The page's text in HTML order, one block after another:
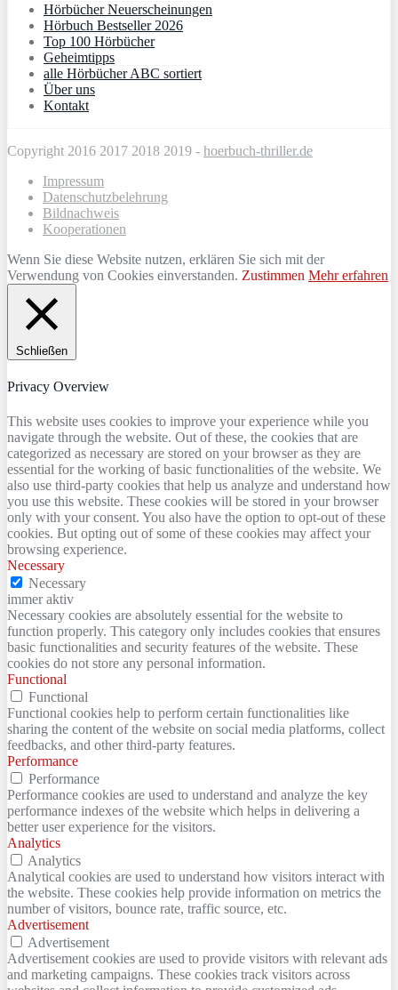
Hörbücher Neuerscheinungen
Hörbuch Bestseller 2026
Top 100 Hörbücher
Geheimtipps
alle Hörbücher ABC sortiert
Über uns
Kontakt
Copyright 2016 2017 2018 2019 - hoerbuch-thriller.de
Impressum
Datenschutzbelehrung
Bildnachweis
Kooperationen
Wenn Sie diese Website nutzen, erklären Sie sich mit der
Verwendung von Cookies einverstanden. Zustimmen Mehr erfahren
Schließen
Privacy Overview
This website uses cookies to improve your experience while you
navigate through the website. Out of these, the cookies that are
categorized as necessary are stored on your browser as they are
essential for the working of basic functionalities of the website. We
also use third-party cookies that help us analyze and understand how
you use this website. These cookies will be stored in your browser
only with your consent. You also have the option to opt-out of these
cookies. But opting out of some of these cookies may affect your
browsing experience.
Necessary
Necessary
immer aktiv
Necessary cookies are absolutely essential for the website to
function properly. This category only includes cookies that ensures
basic functionalities and security features of the website. These
cookies do not store any personal information.
Functional
Functional
Functional cookies help to perform certain functionalities like
sharing the content of the website on social media platforms, collect
feedbacks, and other third-party features.
Performance
Performance
Performance cookies are used to understand and analyze the key
performance indexes of the website which helps in delivering a
better user experience for the visitors.
Analytics
Analytics
Analytical cookies are used to understand how visitors interact with
the website. These cookies help provide information on metrics the
number of visitors, bounce rate, traffic source, etc.
Advertisement
Advertisement
Advertisement cookies are used to provide visitors with relevant ads
and marketing campaigns. These cookies track visitors across